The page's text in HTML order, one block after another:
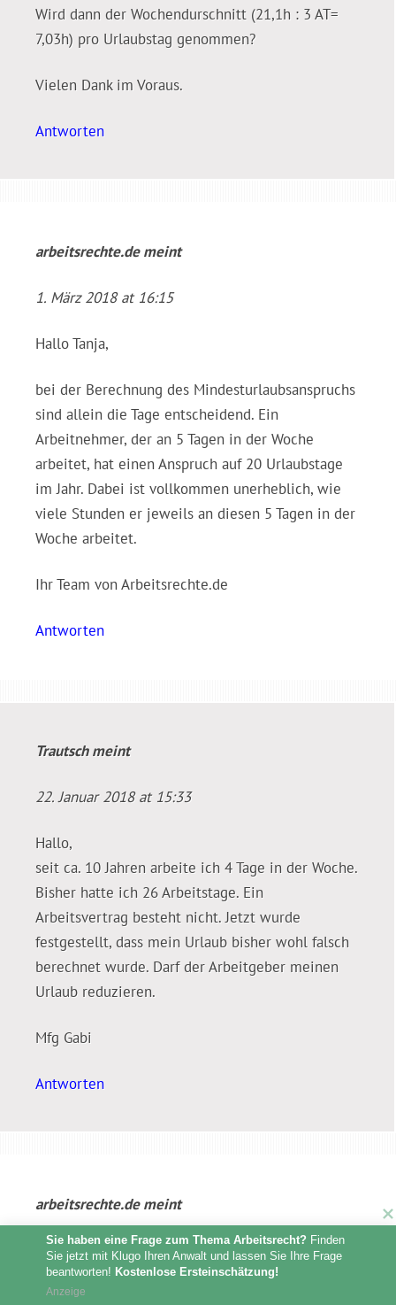
Wird dann der Wochendurschnitt (21,1h : 3 AT=
7,03h) pro Urlaubstag genommen?
Vielen Dank im Voraus.
Antworten
arbeitsrechte.demeint
1. März 2018 at 16:15
Hallo Tanja,
bei der Berechnung des Mindesturlaubsanspruchs
sind allein die Tage entscheidend. Ein
Arbeitnehmer, der an 5 Tagen in der Woche
arbeitet, hat einen Anspruch auf 20 Urlaubstage
im Jahr. Dabei ist vollkommen unerheblich, wie
viele Stunden er jeweils an diesen 5 Tagen in der
Woche arbeitet.
Ihr Team von Arbeitsrechte.de
Antworten
Trautschmeint
22. Januar 2018 at 15:33
Hallo,
seit ca. 10 Jahren arbeite ich 4 Tage in der Woche.
Bisher hatte ich 26 Arbeitstage. Ein
Arbeitsvertrag besteht nicht. Jetzt wurde
festgestellt, dass mein Urlaub bisher wohl falsch
berechnet wurde. Darf der Arbeitgeber meinen
Urlaub reduzieren.
Mfg Gabi
Antworten
arbeitsrechte.demeint
1. März 2018 at 15:44
Hallo Gabi,
Sie haben eine Frage zum Thema Arbeitsrecht? Finden
Sie jetzt mit Klugo Ihren Anwalt und lassen Sie Ihre Frage
beantworten! Kostenlose Ersteinschätzung!
Anzeige